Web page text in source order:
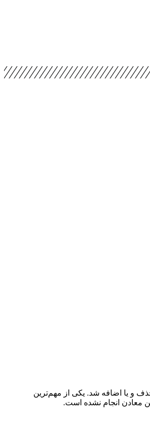
جزئی و کلی در قانون معادن اصلاح، حذف و یا اضافه شد. یکی از مهم‌ترین
معادن انجام نشده است.